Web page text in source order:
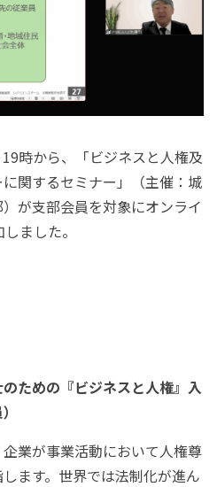
19時から、「ビジネスと人権及
関するセミナー」（主催：城
が支部会員を対象にオンライ
ました。
ための『ビジネスと人権』入
企業が事業活動において人権尊
ます。世界では法制化が進ん